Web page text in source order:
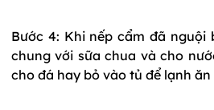
Bước 4: Khi nếp cẩm đã nguội
chung với sữa chua và cho
cho đá hay bỏ vào tủ để lạnh ăn